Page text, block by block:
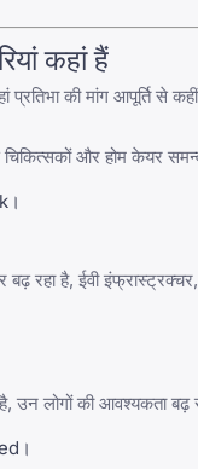
कहां हैं
की मांग आपूर्ति से
चिकित्सकों और होम केयर
।
है, ईवी इंफ्रास्ट्रक्चर,
उन लोगों की आवश्यकता
।